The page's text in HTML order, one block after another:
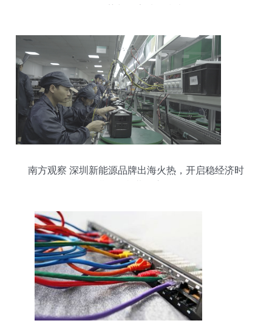
南方观察 深圳新能源品牌出海火热，开启稳经济时